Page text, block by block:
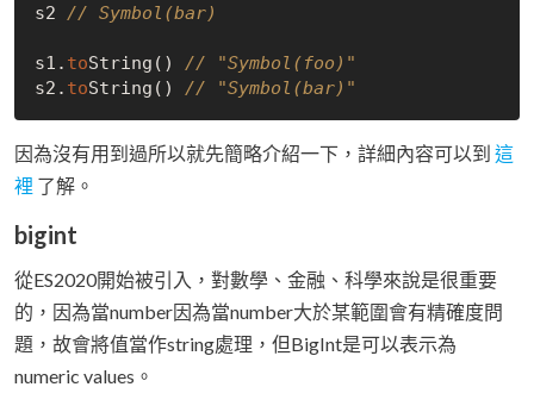
s2 // Symbol(bar)
s1. toString()
// "Symbol(foo)"
s2. toString() // "Symbol(bar)"
因為沒有用到過所以就先簡略介紹一下，詳細內容可以到 這
裡 了解。
bigint
從ES2020開始被引入，對數學、金融、科學來說是很重要
的，因為當number因為當number大於某範圍會有精確度問
題，故會將值當作string處理，但BigInt是可以表示為
numeric values。